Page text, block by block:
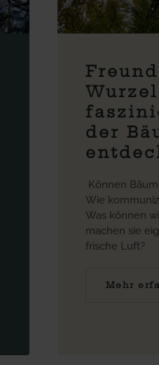
der
Können
Wie
Was können
machen sie
frische Luft?
Mehr